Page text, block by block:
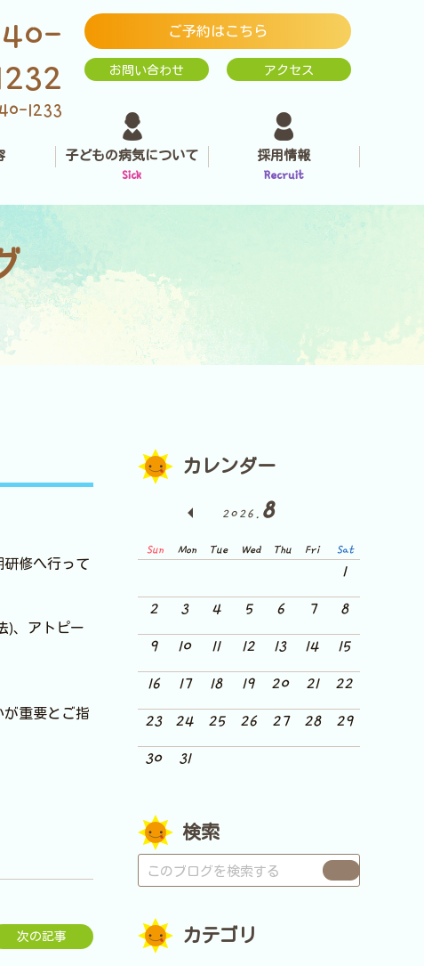
1233
ご予約はこちら
お問い合わせ アクセス
子どもの病気について
Sick
採用情報
Recruit
修へ行って
)、アトピー
重要とご指
次の記事
カレンダー
2026. 8
Sun Mon Tue Wed Thu Fri Sat
1
2
3 4 5 6 7
8
9
10 11 12 13 14
15
16
17 18 19 20 21
22
23
24 25 26 27 28
29
30
31
検索
カテゴリ